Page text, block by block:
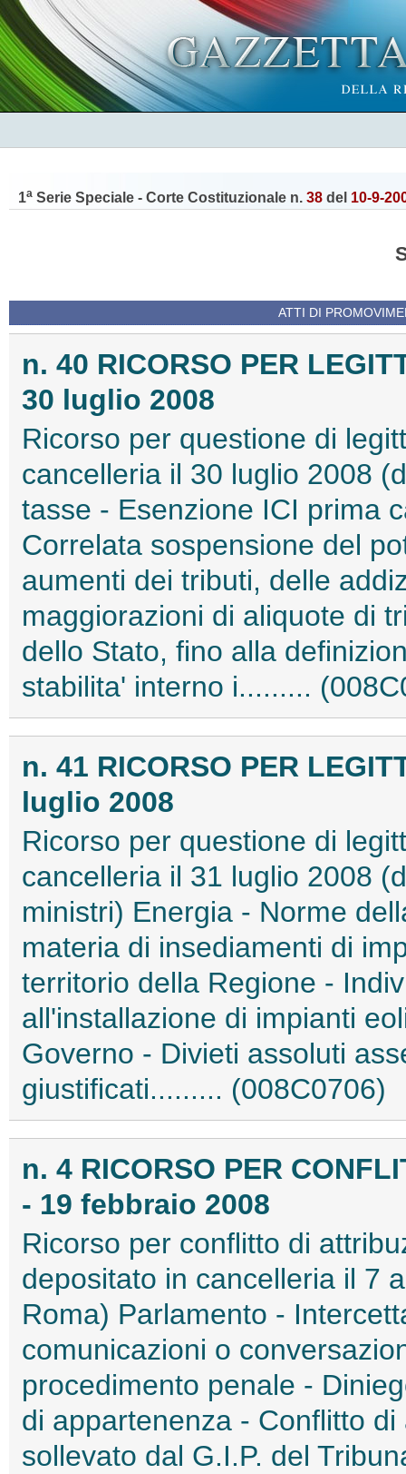
1a Serie Speciale - Corte Costituzionale n. 38 del 10-9-
ATTI DI
n. 40 RICORSO PER
30 luglio 2008
Ricorso per questione di
cancelleria il 30 luglio 2008
tasse - Esenzione ICI prima
Correlata sospensione del
aumenti dei tributi, delle
maggiorazioni di aliquote di
dello Stato, fino alla
stabilita' interno i.........
n. 41 RICORSO PER
luglio 2008
Ricorso per questione di
cancelleria il 31 luglio 2008
ministri) Energia - Norme
materia di insediamenti di
territorio della Regione -
all'installazione di impianti
Governo - Divieti assoluti
giustificati......... (008C0706)
n. 4 RICORSO PER
- 19 febbraio 2008
Ricorso per conflitto di
depositato in cancelleria il 7
Roma) Parlamento -
comunicazioni o
procedimento penale -
di appartenenza - Conflitto
sollevato dal G.I.P. del